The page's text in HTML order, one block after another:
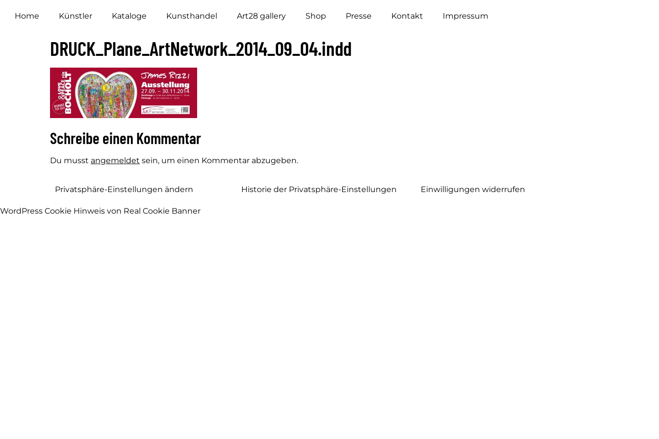
Home Künstler Kataloge Kunsthandel Art28 gallery Shop Presse Kontakt Impressum
DRUCK_Plane_ArtNetwork_2014_09_04.indd
Schreibe einen Kommentar
Du musst angemeldet sein, um einen Kommentar abzugeben.
Privatsphäre-Einstellungen ändern Historie der Privatsphäre-Einstellungen Einwilligungen widerrufen
WordPress Cookie Hinweis von Real Cookie Banner